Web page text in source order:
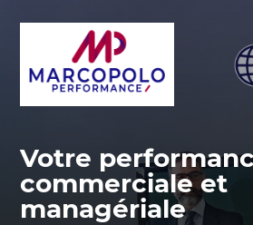
Votre
commerciale et
managériale